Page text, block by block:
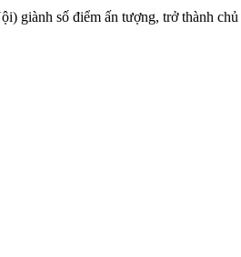
số điểm ấn tượng, trở thành chủ